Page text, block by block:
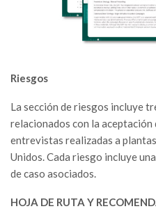
Riesgos
La sección de riesgos incluye
relacionados con la aceptación
entrevistas realizadas a
Unidos. Cada riesgo incluye
de caso asociados.
HOJA DE RUTA Y